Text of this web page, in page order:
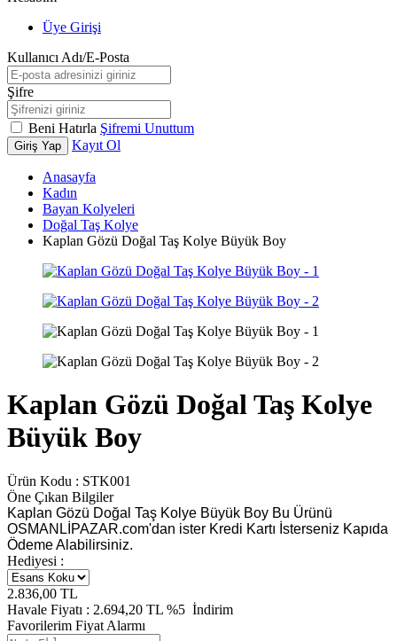
Üye Girişi
Kullanıcı Adı/E-Posta
Şifre
Beni Hatırla Şifremi Unuttum
Giriş Yap Kayıt Ol
Anasayfa
Kadın
Bayan Kolyeleri
Doğal Taş Kolye
Kaplan Gözü Doğal Taş Kolye Büyük Boy
Kaplan Gözü Doğal Taş Kolye
Büyük Boy
Ürün Kodu : STK001
Öne Çıkan Bilgiler
Kaplan Gözü Doğal Taş Kolye Büyük Boy Bu Ürünü
OSMANLİPAZAR.com'dan ister Kredi Kartı İsterseniz Kapıda
Ödeme Alabilirsiniz.
Hediyesi :
2.836,00 TL
Havale Fiyatı : 2.694,20 TL %5 İndirim
Favorilerim Fiyat Alarmı